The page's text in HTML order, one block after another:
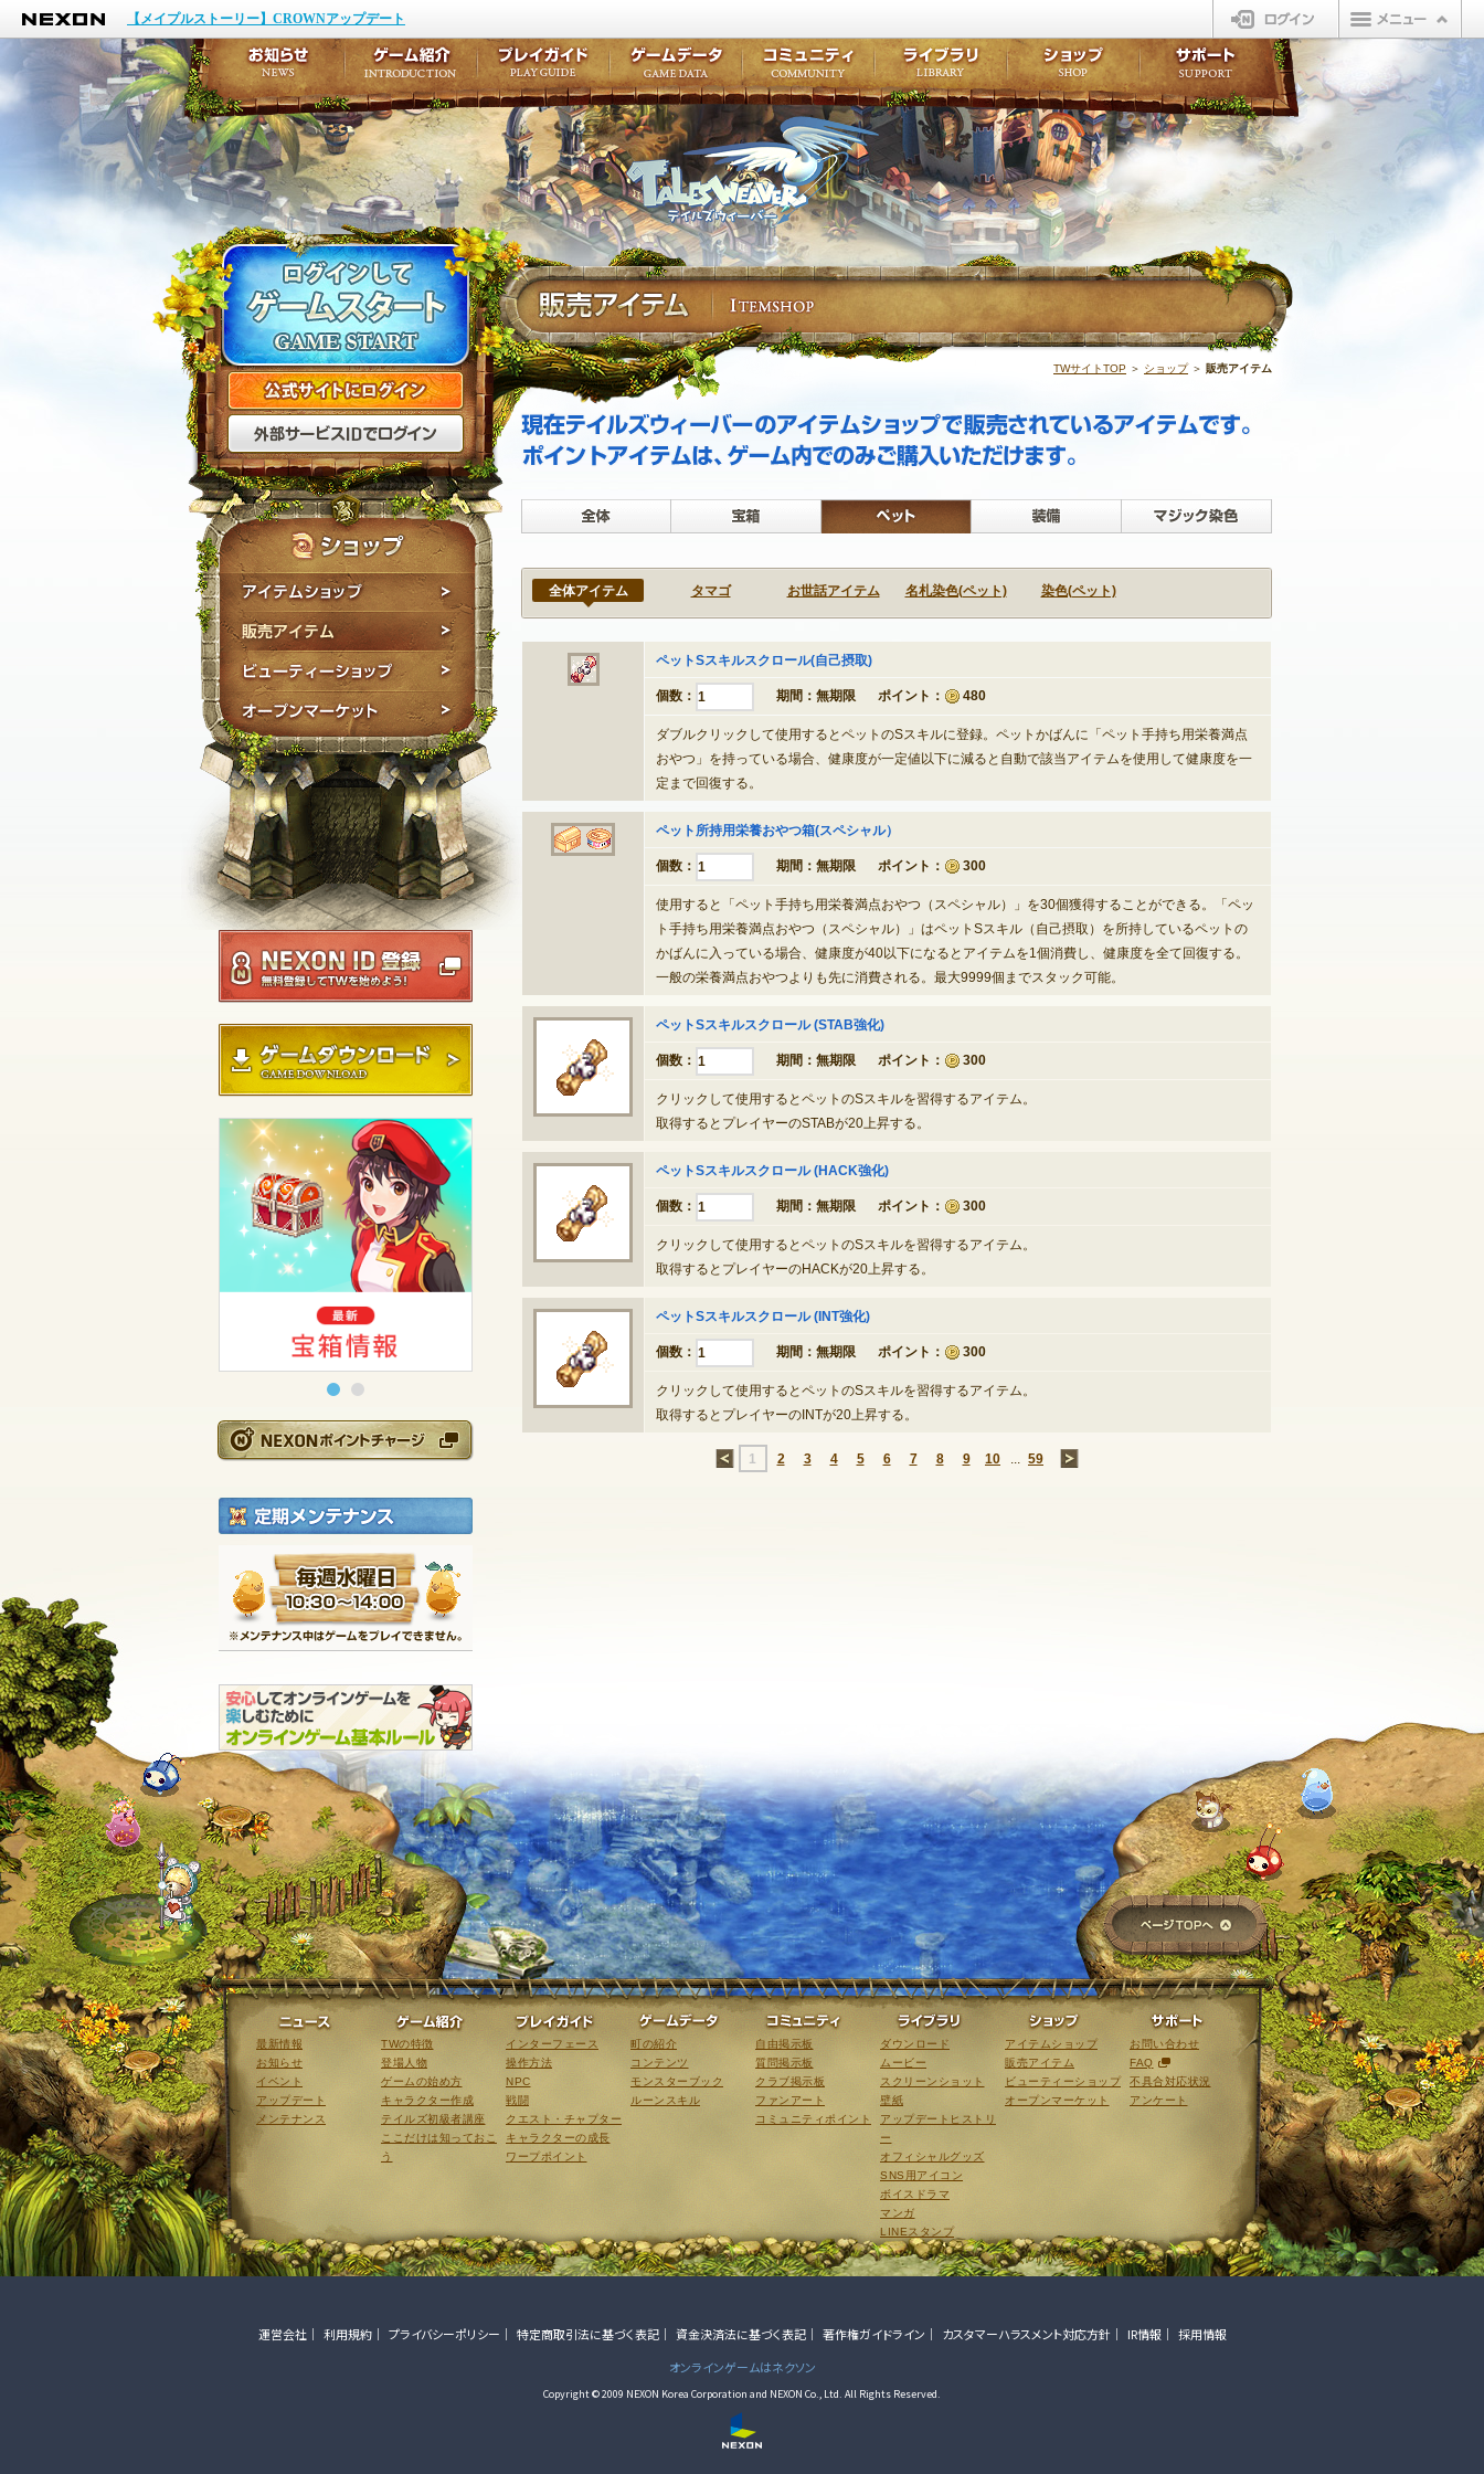
NEXON
【メイプルストーリー】CROWNアップデート
ログイン
テイルズウィーバー
公式サイトにログイン
外部サービスIDでログイン
アイテムショップ
ビューティーショップ
NEXONポイントチャージ
TWサイトTOP ＞ ショップ＞ 販売アイテム
ポイントアイテムは、ゲーム内でのみご購入いただけます。宝箱 ペット 装備
全体アイテム タマゴ お世話アイテム 名札染色(ペット) 染色(ペット)
ペットSスキルスクロール(自己摂取)
個数： 1 期間： 無期限 ポイント： 480
ダブルクリックして使用するとペットのSスキルに登録。ペットかばんに「ペット手持ち用栄養満点
おやつ」を持っている場合、健康度が一定値以下に減ると自動で該当アイテムを使用して健康度を一
定まで回復する。
ペット所持用栄養おやつ箱(スペシャル）
個数： 1 期間： 無期限 ポイント： 300
使用すると「ペット手持ち用栄養満点おやつ（スペシャル）」を30個獲得することができる。「ペッ
ト手持ち用栄養満点おやつ（スペシャル）」はペットSスキル（自己摂取）を所持しているペットの
かばんに入っている場合、健康度が40以下になるとアイテムを1個消費し、健康度を全て回復する。
一般の栄養満点おやつよりも先に消費される。最大9999個までスタック可能。
ペットSスキルスクロール (STAB強化)
個数： 1 期間： 無期限 ポイント： 300
クリックして使用するとペットのSスキルを習得するアイテム。
取得するとプレイヤーのSTABが20上昇する。
ペットSスキルスクロール (HACK強化)
個数： 1 期間： 無期限 ポイント： 300
クリックして使用するとペットのSスキルを習得するアイテム。
取得するとプレイヤーのHACKが20上昇する。
ペットSスキルスクロール (INT強化)
個数： 1 期間： 無期限 ポイント： 300
クリックして使用するとペットのSスキルを習得するアイテム。
取得するとプレイヤーのINTが20上昇する。
←1 2 3 4 5 6 7 8 9 10 ... 59
お知らせ
イベント
アップデート
メンテナンス
ゲーム紹介
ここだけは知っておこうプレイガイド
ワープポイント
ゲームデータ
ルーンスキル
コミュニティ
コミュニティポイントライブラリ
LINEスタンプ
ショップ
販売アイテム
ビューティーショップ
オープンマーケット
不具合対応状況
ページTOPへ
ニュース
最新情報
お知らせ
イベント
アップデート
メンテナンス
ゲーム紹介
TWの特徴
登場人物
ゲームの始め方
キャラクター作成
テイルズ初級者講座
ここだけは知っておこ
う
プレイガイド
インターフェース
操作方法
NPC
戦闘
クエスト・チャプター
キャラクターの成長
ワープポイント
ゲームデータ
町の紹介
コンテンツ
モンスターブック
ルーンスキル
コミュニティ
自由掲示板
質問掲示板
クラブ掲示板
ファンアート
コミュニティポイント
ライブラリ
ダウンロード
ムービー
スクリーンショット
壁紙
アップデートヒストリ
ー
オフィシャルグッズ
SNS用アイコン
ボイスドラマ
マンガ
LINEスタンプ
ショップ
アイテムショップ
販売アイテム
ビューティーショップ
オープンマーケット
サポート
お問い合わせ
FAQ
不具合対応状況
アンケート
運営会社 利用規約 プライバシーポリシー 特定商取引法に基づく表記 資金決済法に基づく表記 著作権ガイドライン カスタマーハラスメント対応方針 IR情報
採用情報
オンラインゲームはネクソン
Copyright © 2009 NEXON Korea Corporation and NEXON Co., Ltd. All Rights Reserved.